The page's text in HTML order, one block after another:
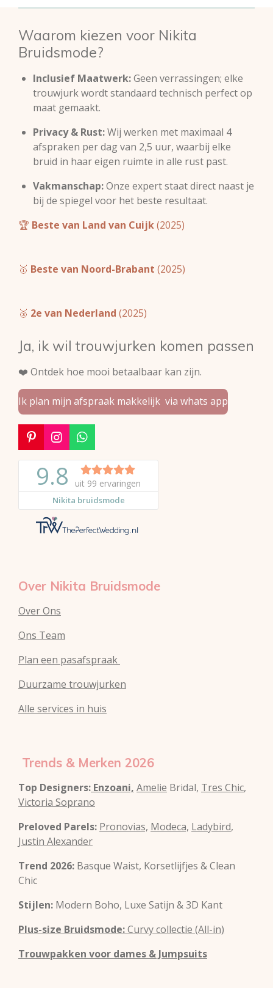
Waarom kiezen voor Nikita
Bruidsmode?
Inclusief Maatwerk:Geen verrassingen; elke
trouwjurk wordt standaard technisch perfect op
maat gemaakt.
Privacy & Rust:Wij werken met maximaal 4
afspraken per dag van 2,5 uur, waarbij elke
bruid in haar eigen ruimte in alle rust past.
Vakmanschap:Onze expert staat direct naast je
bij de spiegel voor het beste resultaat.
🏆 Beste van Land van Cuijk(2025)
🥇 Beste van Noord-Brabant (2025)
🥈 2e van Nederland (2025)
Ja, ik wil trouwjurken komen passen
❤️ Ontdek hoe mooi betaalbaar kan zijn.
Ik plan mijn afspraak makkelijk via whats app
P
i
n
e
e
I
n
s
t
a
g
r
a
m
W
h
a
t
s
A
p
Over Nikita Bruidsmode
Over Ons
Ons Team
Plan een pasafspraak
Duurzame trouwjurken
Alle services in huis
Trends & Merken 2026
Top Designers: Enzoani, Amelie Bridal, Tres Chic,
Victoria Soprano
Preloved Parels: Pronovias, Modeca, Ladybird,
Justin Alexander
Trend 2026: Basque Waist, Korsetlijfjes & Clean
Chic
Stijlen: Modern Boho, Luxe Satijn & 3D Kant
Plus-size Bruidsmode:Curvy collectie (All-in)
Trouwpakken voor dames & Jumpsuits